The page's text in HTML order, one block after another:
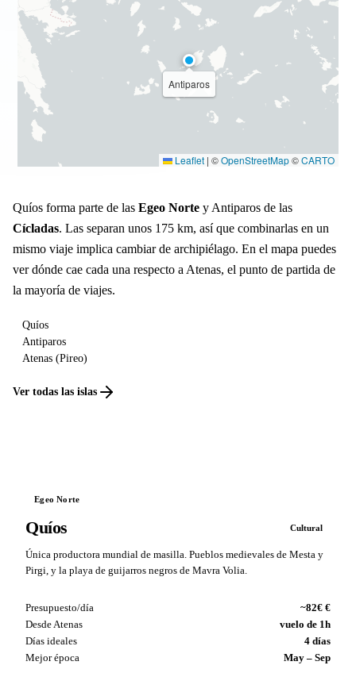
Antiparos
Leaflet | ©OpenStreetMap©CARTO
Quíos forma parte de las Egeo Norte y Antiparos de las
Cícladas. Las separan unos 175 km, así que combinarlas en un
mismo viaje implica cambiar de archipiélago. En el mapa puedes
ver dónde cae cada una respecto a Atenas, el punto de partida de
la mayoría de viajes.
Quíos
Antiparos
Atenas (Pireo)
Ver todas las islas
Egeo Norte
Quíos Cultural
Única productora mundial de masilla. Pueblos medievales de Mesta y
Pirgi, y la playa de guijarros negros de Mavra Volia.
Presupuesto/día
~82€ €
Desde Atenas
vuelo de 1h
Días ideales
4 días
Mejor época
May – Sep